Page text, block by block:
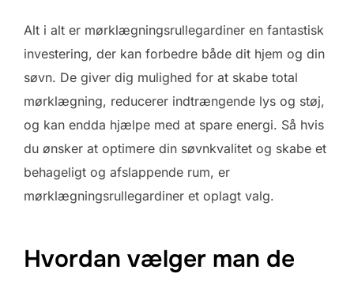
Alt i alt er mørklægningsrullegardiner en fantastisk
investering, der kan forbedre både dit hjem og din
søvn. De giver dig mulighed for at skabe total
mørklægning, reducerer indtrængende lys og støj,
og kan endda hjælpe med at spare energi. Så hvis
du ønsker at optimere din søvnkvalitet og skabe et
behageligt og afslappende rum, er
mørklægningsrullegardiner et oplagt valg.
Hvordan vælger man de